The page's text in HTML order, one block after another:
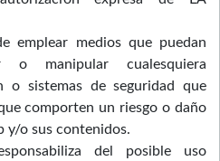
emplear medios que puedan
o manipular cualesquiera
o sistemas de seguridad que
comporten un riesgo o daño
y/o sus contenidos.
del posible uso